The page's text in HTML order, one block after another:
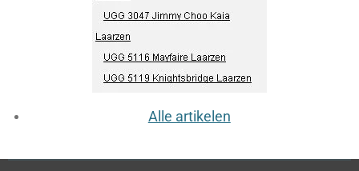
Alle artikelen